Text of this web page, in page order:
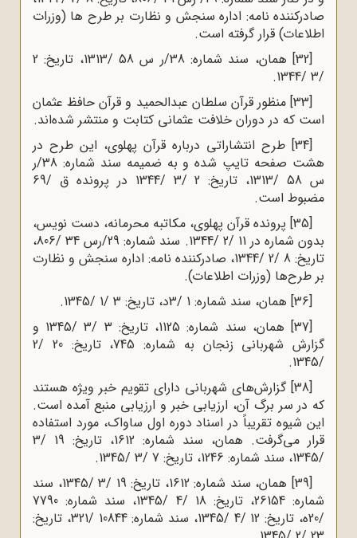
صادرکننده نامه: اداره سنجش و نظارت بر طرح ها (وزرات
اطلاعات) قرار گرفته است.
[32]
همان، سند شماره: 38/ر س 58 /1313، تاریخ: 2
/3 /1344.
[33]
منظور قرآن سلطان عبدالحمید و قرآن حافظ عثمان
است که در دوران خلافت عثمانی کتابت و منتشر شده‌اند.
[34]
طرح انتشاراتی درباره قرآن پهلوی، این طرح در
هشت صفحه تایپ شده و به ضمیمه سند شماره: 38/ر
س 58 /1313، تاریخ: 2 /3 /1344 در پرونده ق /69
مضبوط است.
[35]
پرونده قرآن پهلوی، مکاتبه محرمانه، دست نویس،
بدون شماره در 11 /2 /1344. سند شماره: 29/رس 34 /806،
تاریخ: 8 /2 /1344، صادرکننده نامه: اداره سنجش و نظارت
بر طرح‌ها (وزرات اطلاعات).
[36]
همان، سند شماره: 1 /3د، تاریخ: 3 /1 /1345.
[37]
همان، سند شماره: 1125، تاریخ: 3 /3 /1345 و
گزارش شهربانی زنجان به شماره: 745، تاریخ: 20 /2
/1345.
[38]
گزارش‌های شهربانی دارای تقویم خبر ویژه هستند
که در سر برگ آن، ارزیابی خبر و ارزیابی منبع آمده است.
این شیوه تقریباً در اسناد دوره اول ساواک، مورد استفاده
قرار می‌گرفت. همان، سند شماره: 1612، تاریخ: 19 /3
/1345، سند شماره: 1246، تاریخ: 7 /3 /1345.
[39]
همان، سند شماره: 1612، تاریخ: 19 /3 /1345، سند
شماره: 26154، تاریخ: 18 /4 /1345، سند شماره: 7790
/20ه‌، تاریخ: 12 /4 /1345، سند شماره: 10844 /321، تاریخ: